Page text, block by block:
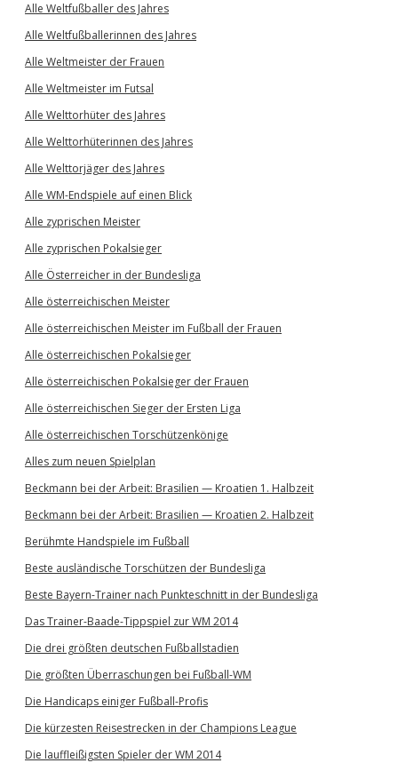
Alle Weltfußballer des Jahres
Alle Weltfußballerinnen des Jahres
Alle Weltmeister der Frauen
Alle Weltmeister im Futsal
Alle Welttorhüter des Jahres
Alle Welttorhüterinnen des Jahres
Alle Welttorjäger des Jahres
Alle WM-Endspiele auf einen Blick
Alle zyprischen Meister
Alle zyprischen Pokalsieger
Alle Österreicher in der Bundesliga
Alle österreichischen Meister
Alle österreichischen Meister im Fußball der Frauen
Alle österreichischen Pokalsieger
Alle österreichischen Pokalsieger der Frauen
Alle österreichischen Sieger der Ersten Liga
Alle österreichischen Torschützenkönige
Alles zum neuen Spielplan
Beckmann bei der Arbeit: Brasilien — Kroatien 1. Halbzeit
Beckmann bei der Arbeit: Brasilien — Kroatien 2. Halbzeit
Berühmte Handspiele im Fußball
Beste ausländische Torschützen der Bundesliga
Beste Bayern-Trainer nach Punkteschnitt in der Bundesliga
Das Trainer-Baade-Tippspiel zur WM 2014
Die drei größten deutschen Fußballstadien
Die größten Überraschungen bei Fußball-WM
Die Handicaps einiger Fußball-Profis
Die kürzesten Reisestrecken in der Champions League
Die lauffleißigsten Spieler der WM 2014